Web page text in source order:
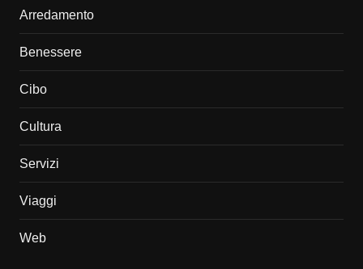
Arredamento
Benessere
Cibo
Cultura
Servizi
Viaggi
Web